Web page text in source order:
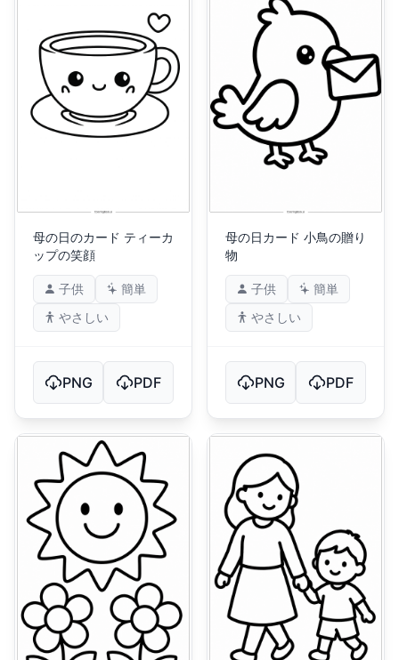
母の日のカード ティーカ
ップの笑顔
子供
簡単
やさしい
PNG PDF
母の日カード 小鳥の贈り
物
子供
簡単
やさしい
PNG PDF